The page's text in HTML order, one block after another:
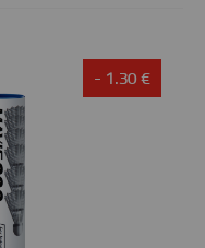
- 1.30 €